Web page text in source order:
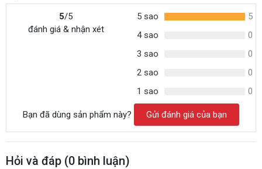
5/5
đánh giá & nhận xét
5 sao
5
4 sao
0
3 sao
0
2 sao
0
1 sao
0
Bạn đã dùng sản phẩm này? Gửi đánh giá của bạn
Hỏi và đáp (0 bình luận)